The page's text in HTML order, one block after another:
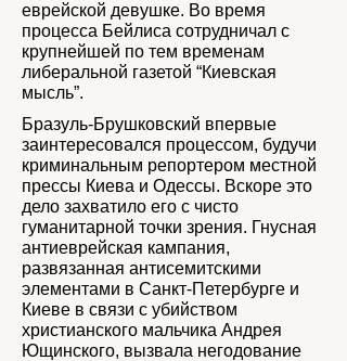
еврейской девушке. Во время
процесса Бейлиса сотрудничал с
крупнейшей по тем временам
либеральной газетой “Киевская
мысль”.
Бразуль-Брушковский впервые
заинтересовался процессом, будучи
криминальным репортером местной
прессы Киева и Одессы. Вскоре это
дело захватило его с чисто
гуманитарной точки зрения. Гнусная
антиеврейская кампания,
развязанная антисемитскими
элементами в Санкт-Петербурге и
Киеве в связи с убийством
христианского мальчика Андрея
Ющинского, вызвала негодование